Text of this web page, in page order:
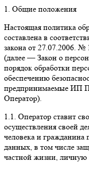
1. Общие положения
Настоящая политика
составлена в
закона от 27.07.2006.
(далее — Закон о
порядок обработки
обеспечению
предпринимаемые ИП
Оператор).
1.1. Оператор ставит
осуществления своей
человека и гражданина
данных, в том числе
частной жизни, личную